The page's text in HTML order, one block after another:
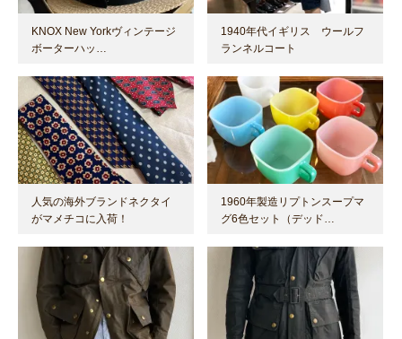
KNOX New Yorkヴィンテージ
ボーターハッ…
1940年代イギリス ウールフ
ランネルコート
人気の海外ブランドネクタイ
がマメチコに入荷！
1960年製造リプトンスープマ
グ6色セット（デッド…